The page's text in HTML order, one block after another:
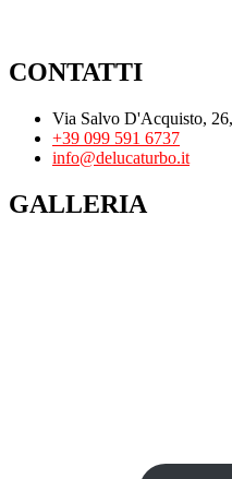
CONTATTI
Via Salvo D'Acquisto,
+39 099 591 6737
info@delucaturbo.it
GALLERIA